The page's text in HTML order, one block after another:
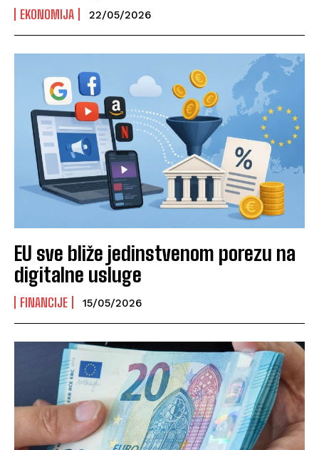
EKONOMIJA 22/05/2026
EU sve bliže jedinstvenom porezu na
digitalne usluge
FINANCIJE 15/05/2026